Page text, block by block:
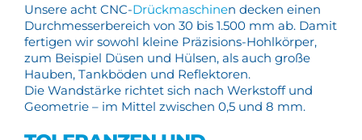
Unsere acht CNC-Drückmaschinen decken einen
Durchmesserbereich von 30 bis 1.500 mm ab. Damit
fertigen wir sowohl kleine Präzisions-Hohlkörper,
zum Beispiel Düsen und Hülsen, als auch große
Hauben, Tankböden und Reflektoren.
Die Wandstärke richtet sich nach Werkstoff und
Geometrie – im Mittel zwischen 0,5 und 8 mm.